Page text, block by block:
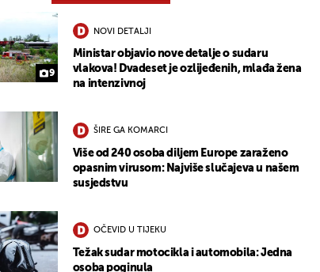
9
NOVI DETALJI
Ministar objavio nove detalje o sudaru
vlakova! Dvadeset je ozlijeđenih, mlađa žena
na intenzivnoj
ŠIRE GA KOMARCI
Više od 240 osoba diljem Europe zaraženo
opasnim virusom: Najviše slučajeva u našem
susjedstvu
OČEVID U TIJEKU
Težak sudar motocikla i automobila: Jedna
osoba poginula